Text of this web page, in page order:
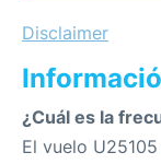
Disclaimer
¿Cuál es la
El vuelo